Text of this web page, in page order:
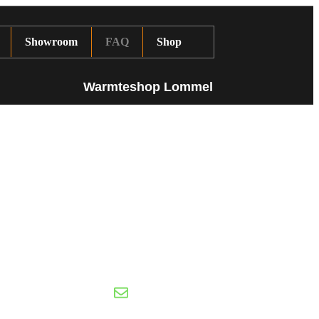
Showroom FAQ Shop
Warmteshop Lommel